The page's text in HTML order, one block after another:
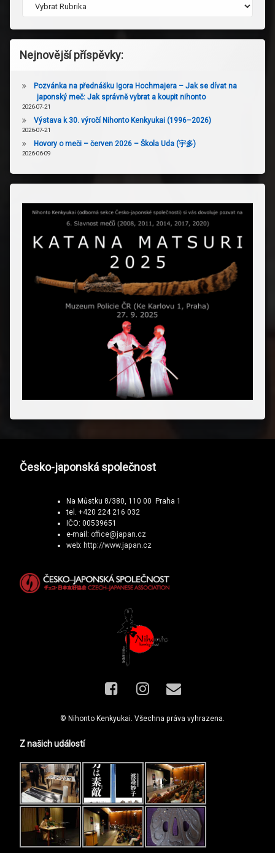
Nejnovější příspěvky:
Pozvánka na přednášku Igora Hochmajera – Jak se dívat na
japonský meč: Jak správně vybrat a koupit nihonto
2026-07-21
Výstava k 30. výročí Nihonto Kenkyukai (1996–2026)
2026-07-21
Hovory o meči – červen 2026 – Škola Uda (宇多)
2026-06-09
Česko-japonská společnost
Na Můstku 8/380, 110 00 Praha 1
tel. +420 224 216 032
IČO: 00539651
e-mail: office@japan.cz
web: http://www.japan.cz
Facebook
Instagram
E-mail
© Nihonto Kenkyukai. Všechna práva vyhrazena.
Z našich událostí